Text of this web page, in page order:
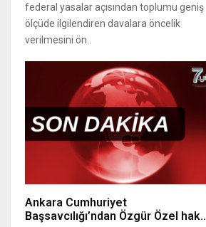
federal yasalar açısından toplumu geniş
ölçüde ilgilendiren davalara öncelik
verilmesini ön..
Ankara Cumhuriyet
Başsavcılığı’ndan Özgür Özel hak..